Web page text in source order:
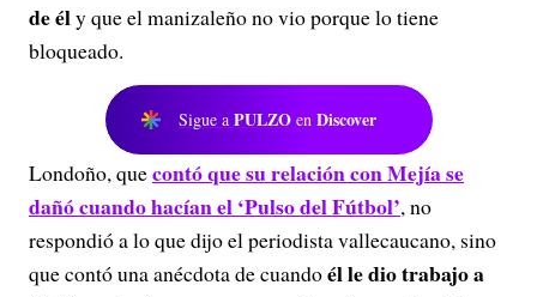
de ély que el manizaleño no vio porque lo tiene
bloqueado.
Sigue a PULZO en Discover
Londoño, quecontó que su relación con Mejía se
dañó cuando hacían el ‘Pulso del Fútbol’, no
respondió a lo que dijo el periodista vallecaucano, sino
que contó una anécdota de cuandoél le dio trabajo a